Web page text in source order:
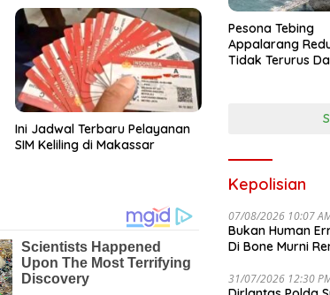
Ini Jadwal Terbaru Pelayanan
SIM Keliling di Makassar
Pesona Tebing
Appalarang
Tidak Terurus
Kepolisian
07/08/2026 10:07
Bukan Human
Di Bone Murni
31/07/2026 12:30